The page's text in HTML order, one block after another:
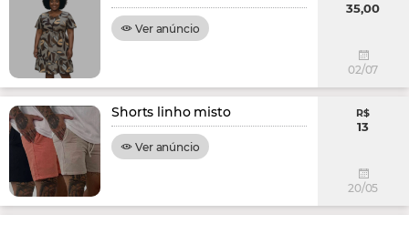
Ver anúncio
35,00
02/07
Shorts linho misto
Ver anúncio
R$
13
20/05